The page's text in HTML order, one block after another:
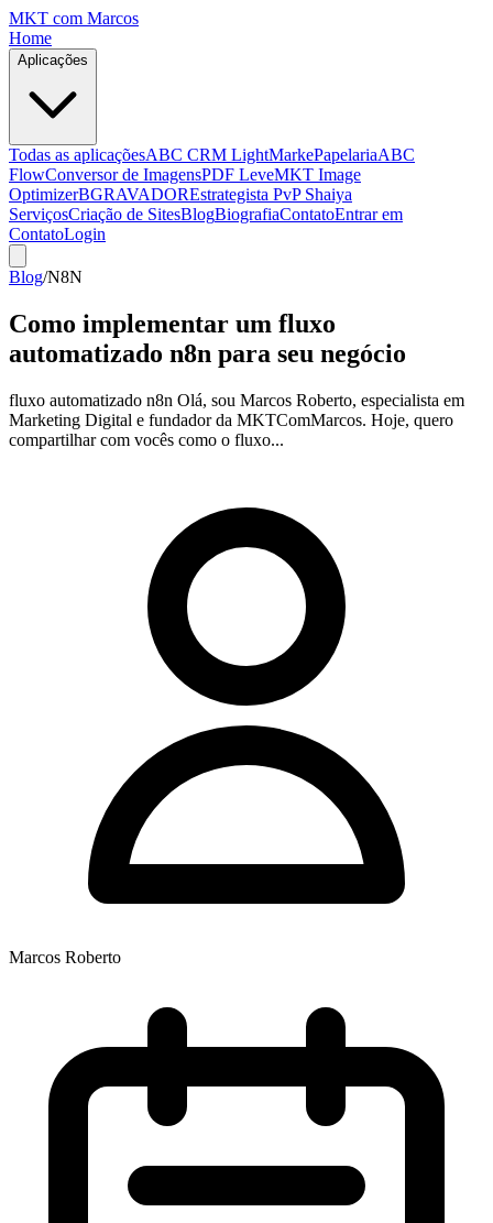
MKT com Marcos
Home
Aplicações
Todas as aplicaçõesABC CRM LightMarkePapelariaABC
FlowConversor de ImagensPDF LeveMKT Image
OptimizerBGRAVADOREstrategista PvP Shaiya
ServiçosCriação de SitesBlogBiografiaContatoEntrar em
ContatoLogin
Blog/N8N
Como implementar um fluxo
automatizado n8n para seu negócio
fluxo automatizado n8n Olá, sou Marcos Roberto, especialista em
Marketing Digital e fundador da MKTComMarcos. Hoje, quero
compartilhar com vocês como o fluxo...
Marcos Roberto